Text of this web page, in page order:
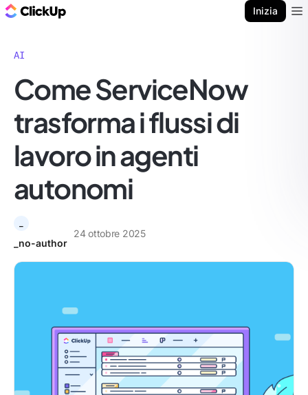
Inizia
AI
Come ServiceNow
trasforma i flussi di
lavoro in agenti
autonomi
_no-author
24 ottobre 2025